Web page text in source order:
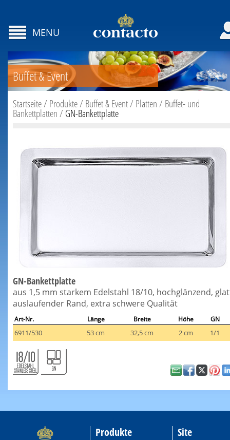
MENU
Buffet & Event
Startseite/ Produkte/ Buffet & Event/ Platten/ Buffet- und
Bankettplatten/ GN-Bankettplatte
GN-Bankettplatte
aus 1,5 mm starkem Edelstahl 18/10, hochglänzend,
auslaufender Rand, extra schwere Qualität
Art-Nr. Länge Breite Höhe GN
6911/530 53 cm 32,5 cm 2 cm 1/1
Produkte Site